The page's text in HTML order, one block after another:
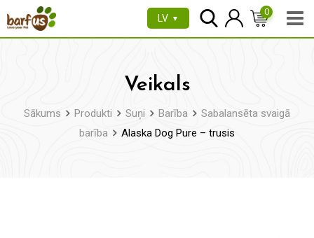
uz
LV ▼
0
Veikals
Sākums Produkti Suņi Barība
Sabalansēta svaigā
barība
Alaska Dog Pure – trusis